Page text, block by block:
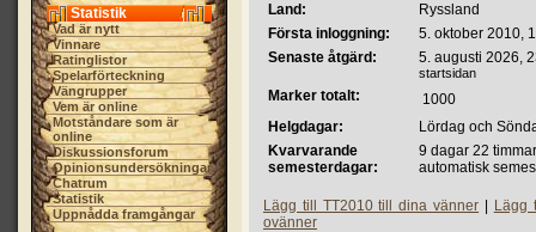
Statistik
Vad är nytt
Vinnare
Ratinglistor
Spelarförteckning
Vängrupper
Vem är online
Motståndare som är
online
Diskussionsforum
Opinionsundersökningar
Chatrum
Statistik
Uppnådda framgångar
Land:
Ryssland
Första inloggning:
5. oktober 2010,
Senaste åtgärd:
5. augusti 2026,
startsidan
Marker totalt:
1000
Helgdagar:
Lördag och
Kvarvarande
semesterdagar:
9 dagar 22
automatisk
Lägg till TT2010 till dina vänner
Lägg
ovänner